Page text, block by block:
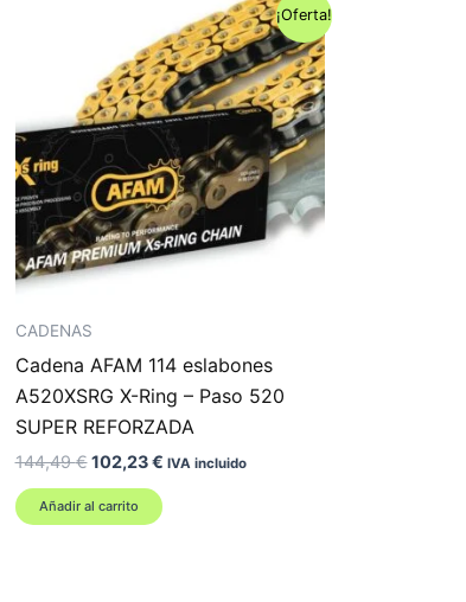
¡Oferta!
CADENAS
Cadena AFAM 114 eslabones
A520XSRG X-Ring – Paso 520
SUPER REFORZADA
144,49€ El
original
era:
102,23€El
actual
IVA incluido
Añadir al carrito